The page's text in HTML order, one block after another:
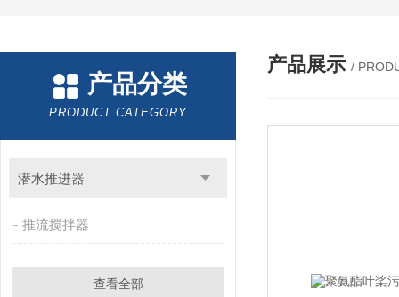
产品分类
PRODUCT CATEGORY
潜水推进器
推流搅拌器
查看全部
产品展示 /